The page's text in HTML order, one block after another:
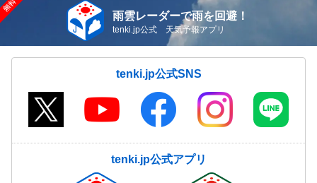
雨雲レーダーで雨を回避！
tenki.jp公式 天気予報アプリ
tenki.jp公式SNS
tenki.jp公式アプリ